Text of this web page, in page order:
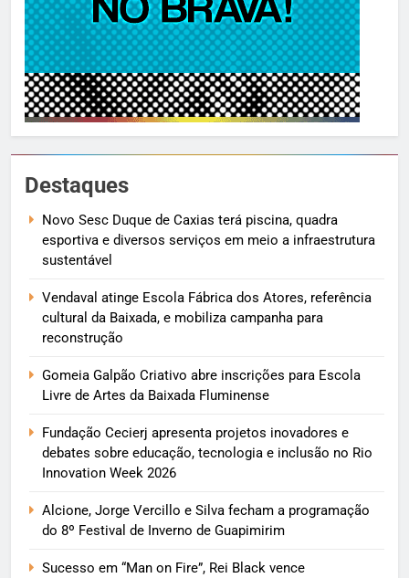
Destaques
Novo Sesc Duque de Caxias terá piscina, quadra
esportiva e diversos serviços em meio a infraestrutura
sustentável
Vendaval atinge Escola Fábrica dos Atores, referência
cultural da Baixada, e mobiliza campanha para
reconstrução
Gomeia Galpão Criativo abre inscrições para Escola
Livre de Artes da Baixada Fluminense
Fundação Cecierj apresenta projetos inovadores e
debates sobre educação, tecnologia e inclusão no Rio
Innovation Week 2026
Alcione, Jorge Vercillo e Silva fecham a programação
do 8º Festival de Inverno de Guapimirim
Sucesso em “Man on Fire”, Rei Black vence